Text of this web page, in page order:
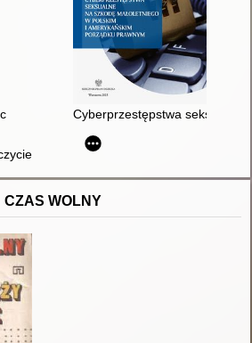
Cyberprzestępstwa seksualne
: cyberprzemoc jest przykrym,
CZAS WOLNY